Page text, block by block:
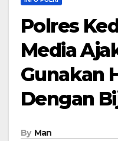
Polres
Media
Gunakan
Dengan
By Man